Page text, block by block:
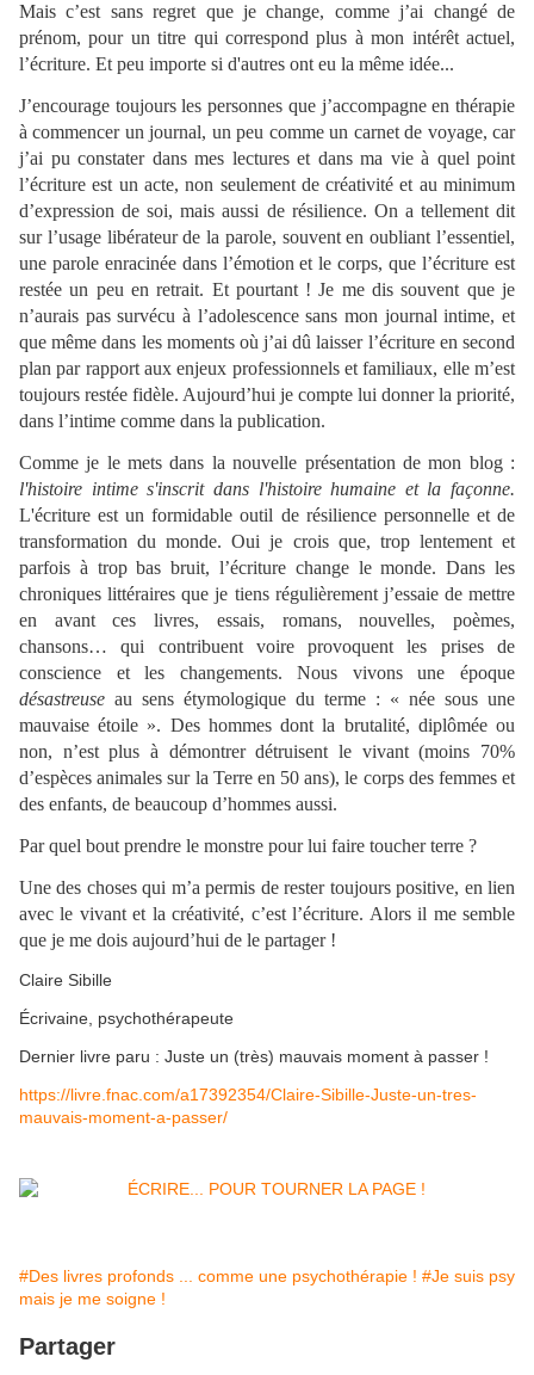
Mais c’est sans regret que je change, comme j’ai changé de
prénom, pour un titre qui correspond plus à mon intérêt actuel,
l’écriture. Et peu importe si d'autres ont eu la même idée...
J’encourage toujours les personnes que j’accompagne en thérapie
à commencer un journal, un peu comme un carnet de voyage, car
j’ai pu constater dans mes lectures et dans ma vie à quel point
l’écriture est un acte, non seulement de créativité et au minimum
d’expression de soi, mais aussi de résilience. On a tellement dit
sur l’usage libérateur de la parole, souvent en oubliant l’essentiel,
une parole enracinée dans l’émotion et le corps, que l’écriture est
restée un peu en retrait. Et pourtant ! Je me dis souvent que je
n’aurais pas survécu à l’adolescence sans mon journal intime, et
que même dans les moments où j’ai dû laisser l’écriture en second
plan par rapport aux enjeux professionnels et familiaux, elle m’est
toujours restée fidèle. Aujourd’hui je compte lui donner la priorité,
dans l’intime comme dans la publication.
Comme je le mets dans la nouvelle présentation de mon blog :
l'histoire intime s'inscrit dans l'histoire humaine et la façonne.
L'écriture est un formidable outil de résilience personnelle et de
transformation du monde. Oui je crois que, trop lentement et
parfois à trop bas bruit, l’écriture change le monde. Dans les
chroniques littéraires que je tiens régulièrement j’essaie de mettre
en avant ces livres, essais, romans, nouvelles, poèmes,
chansons… qui contribuent voire provoquent les prises de
conscience et les changements. Nous vivons une époque
désastreuse au sens étymologique du terme : « née sous une
mauvaise étoile ». Des hommes dont la brutalité, diplômée ou
non, n’est plus à démontrer détruisent le vivant (moins 70%
d’espèces animales sur la Terre en 50 ans), le corps des femmes et
des enfants, de beaucoup d’hommes aussi.
Par quel bout prendre le monstre pour lui faire toucher terre ?
Une des choses qui m’a permis de rester toujours positive, en lien
avec le vivant et la créativité, c’est l’écriture. Alors il me semble
que je me dois aujourd’hui de le partager !
Claire Sibille
Écrivaine, psychothérapeute
Dernier livre paru : Juste un (très) mauvais moment à passer !
https://livre.fnac.com/a17392354/Claire-Sibille-Juste-un-tres-
mauvais-moment-a-passer/
#Des livres profonds ... comme une psychothérapie ! #Je suis psy
mais je me soigne !
Partager